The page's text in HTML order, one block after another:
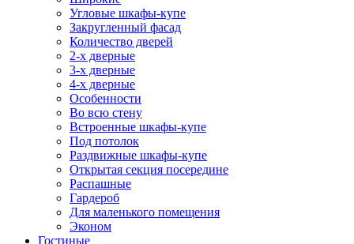
Угловые шкафы-купе
Закругленный фасад
Количество дверей
2-х дверные
3-х дверные
4-х дверные
Особенности
Во всю стену
Встроенные шкафы-купе
Под потолок
Раздвижные шкафы-купе
Открытая секция посередине
Распашные
Гардероб
Для маленького помещения
Эконом
Гостиные